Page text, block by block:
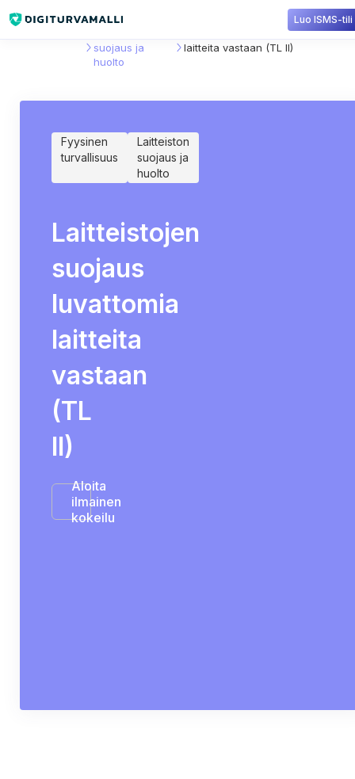
Luo ISMS-tili
suojaus ja
huolto
Laitteistojen suojaus luvattomia
laitteita vastaan (TL II)
Fyysinen
turvallisuus
Laitteiston
suojaus ja
huolto
Laitteistojen
suojaus
luvattomia
laitteita
vastaan
(TL
II)
Aloita
ilmainen
kokeilu